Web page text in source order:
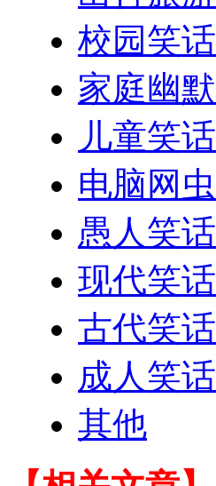
校园笑话
家庭幽默
儿童笑话
电脑网虫
愚人笑话
现代笑话
古代笑话
成人笑话
其他